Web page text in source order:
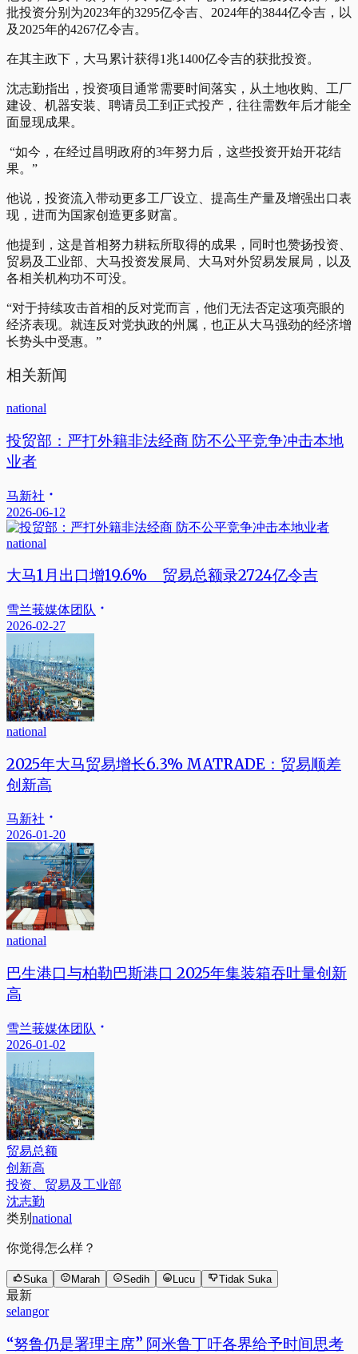
批投资分别为2023年的3295亿令吉、2024年的3844亿令吉，以
及2025年的4267亿令吉。
在其主政下，大马累计获得1兆1400亿令吉的获批投资。
沈志勤指出，投资项目通常需要时间落实，从土地收购、工厂
建设、机器安装、聘请员工到正式投产，往往需数年后才能全
面显现成果。
“如今，在经过昌明政府的3年努力后，这些投资开始开花结
果。”
他说，投资流入带动更多工厂设立、提高生产量及增强出口表
现，进而为国家创造更多财富。
他提到，这是首相努力耕耘所取得的成果，同时也赞扬投资、
贸易及工业部、大马投资发展局、大马对外贸易发展局，以及
各相关机构功不可没。
“对于持续攻击首相的反对党而言，他们无法否定这项亮眼的
经济表现。就连反对党执政的州属，也正从大马强劲的经济增
长势头中受惠。”
相关新闻
national
投贸部：严打外籍非法经商 防不公平竞争冲击本地
业者
马新社
2026-06-12
national
大马1月出口增19.6% 贸易总额录2724亿令吉
雪兰莪媒体团队
2026-02-27
national
2025年大马贸易增长6.3% MATRADE：贸易顺差
创新高
马新社
2026-01-20
national
巴生港口与柏勒巴斯港口 2025年集装箱吞吐量创新
高
雪兰莪媒体团队
2026-01-02
贸易总额
创新高
投资、贸易及工业部
沈志勤
类别 national
你觉得怎么样？
Suka Marah Sedih Lucu Tidak Suka
最新
selangor
“努鲁仍是署理主席” 阿米鲁丁吁各界给予时间思考